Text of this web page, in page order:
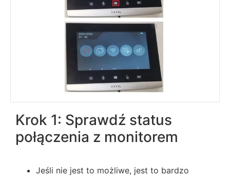
Krok 1: Sprawdź status
połączenia z monitorem
Jeśli nie jest to możliwe, jest to bardzo